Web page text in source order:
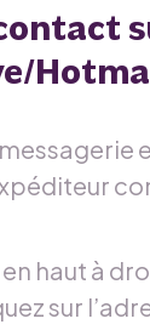
haut à
sur